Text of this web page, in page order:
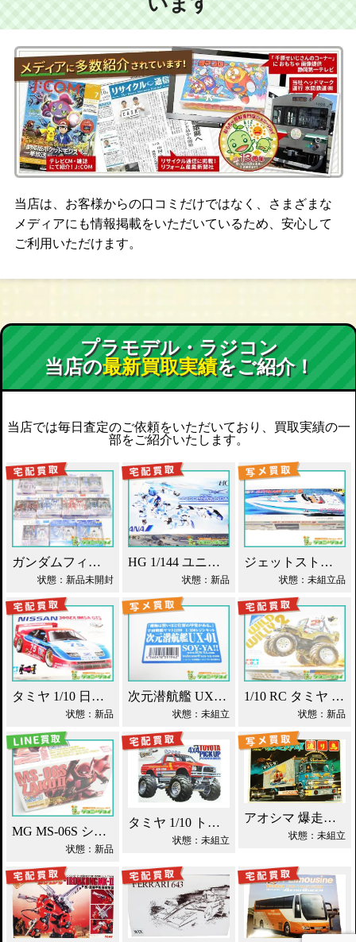
当店は、お客様からの口コミだけではなく、さまざまな
メディアにも情報掲載をいただいているため、安心して
ご利用いただけます。
プラモデル・ラジコン
当店の最新買取実績をご紹介！
当店では毎日査定のご依頼をいただいており、買取実績の一
部をご紹介いたします。
ガンダムフィックスフィギュレーション GFF おまとめ買取！
状態：新品未開封
HG 1/144 ユニコーンガンダム ANAオリジナルカラー買取！
状態：新品
ジェットストリーム 800S 京商 レーシングボート買取！
状態：未組立品
タミヤ 1/10 日産 300ZX IMSA・GTS ラジコン買取！
状態：新品
次元潜航艦 UX-01 レジンキット 1/350 宇宙戦艦ヤマト2199買取！
状態：未組立
1/10 RC タミヤ ワイルドウイリー2 買取！
状態：新品
MG MS-06S シャア専用ザク エクストラフィニッシュ買取！
状態：新品
タミヤ 1/10 トヨタ マウンテンライダー 買取！
状態：未組立
アオシマ 爆走野郎渡り鳥 デコトラ買取！
状態：未組立